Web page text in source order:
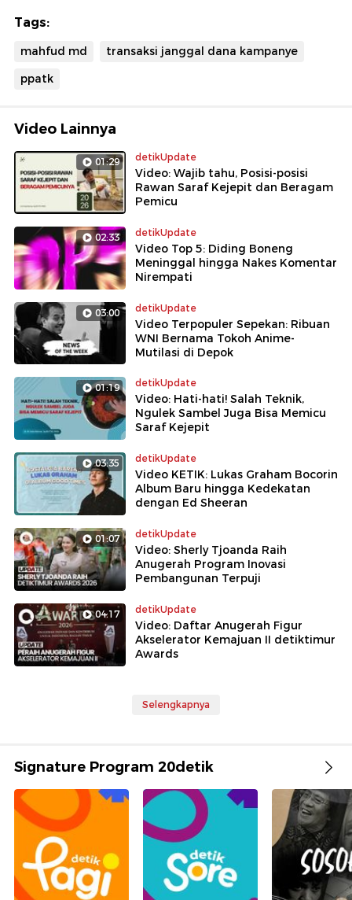
Tags:
mahfud md
transaksi janggal dana kampanye
ppatk
Video Lainnya
01:29 detikUpdate
Video: Wajib tahu, Posisi-posisi
Rawan Saraf Kejepit dan Beragam
Pemicu
02:33 detikUpdate
Video Top 5: Diding Boneng
Meninggal hingga Nakes Komentar
Nirempati
03:00 detikUpdate
Video Terpopuler Sepekan: Ribuan
WNI Bernama Tokoh Anime-
Mutilasi di Depok
01:19 detikUpdate
Video: Hati-hati! Salah Teknik,
Ngulek Sambel Juga Bisa Memicu
Saraf Kejepit
03:35 detikUpdate
Video KETIK: Lukas Graham Bocorin
Album Baru hingga Kedekatan
dengan Ed Sheeran
01:07 detikUpdate
Video: Sherly Tjoanda Raih
Anugerah Program Inovasi
Pembangunan Terpuji
04:17 detikUpdate
Video: Daftar Anugerah Figur
Akselerator Kemajuan II detiktimur
Awards
Selengkapnya
Signature Program 20detik